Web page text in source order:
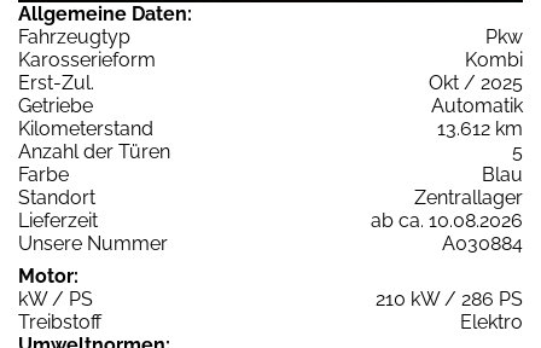
Allgemeine Daten:
Fahrzeugtyp
Pkw
Karosserieform
Kombi
Erst-Zul.
Okt / 2025
Getriebe
Automatik
Kilometerstand
13.612 km
Anzahl der Türen
5
Farbe
Blau
Standort
Zentrallager
Lieferzeit
ab ca. 10.08.2026
Unsere Nummer
A030884
Motor:
kW / PS
210 kW / 286 PS
Treibstoff
Elektro